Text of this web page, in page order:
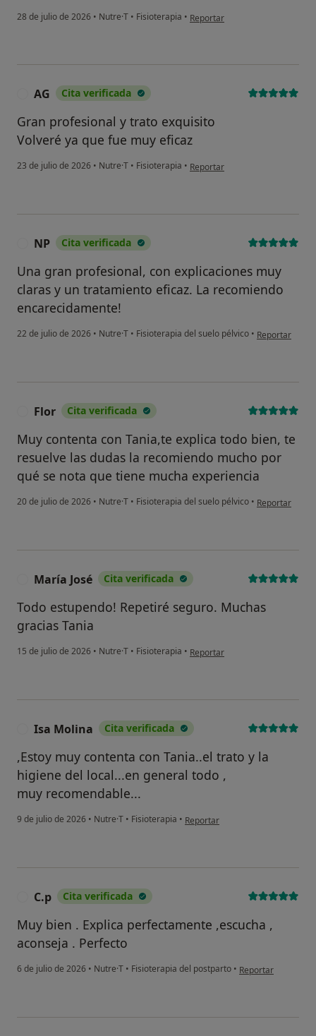
28 de julio de 2026 • Nutre·T • Fisioterapia • en opinión del usuario María
Reportar
AG Cita verificada
Gran profesional y trato exquisito
Volveré ya que fue muy eficaz
23 de julio de 2026 • Nutre·T • Fisioterapia • en opinión del usuario AG
Reportar
NP Cita verificada
Una gran profesional, con explicaciones muy
claras y un tratamiento eficaz. La recomiendo
encarecidamente!
22 de julio de 2026 • Nutre·T • Fisioterapia del suelo pélvico • en opinión del
Reportar
Flor Cita verificada
Muy contenta con Tania,te explica todo bien, te
resuelve las dudas la recomiendo mucho por
qué se nota que tiene mucha experiencia
20 de julio de 2026 • Nutre·T • Fisioterapia del suelo pélvico • en opinión del
Reportar
María José Cita verificada
Todo estupendo! Repetiré seguro. Muchas
gracias Tania
15 de julio de 2026 • Nutre·T • Fisioterapia • en opinión del usuario María
Reportar
Isa Molina Cita verificada
,Estoy muy contenta con Tania..el trato y la
higiene del local...en general todo ,
muy recomendable...
9 de julio de 2026 • Nutre·T • Fisioterapia • en opinión del usuario Isa Molina
Reportar
C.p Cita verificada
Muy bien . Explica perfectamente ,escucha ,
aconseja . Perfecto
6 de julio de 2026 • Nutre·T • Fisioterapia del postparto • en opinión del
Reportar
¿Alguna vez has usado una app
o chatbot de IA para hablar
sobre un tema emocional o
psicológico?
Sí, una vez
No, pero lo consideraría
No, y no confío en ello
Continuar